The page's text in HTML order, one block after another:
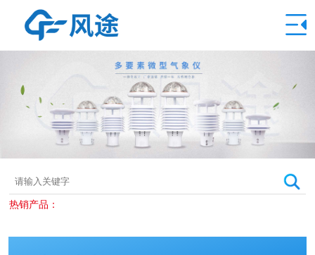
热销产品：